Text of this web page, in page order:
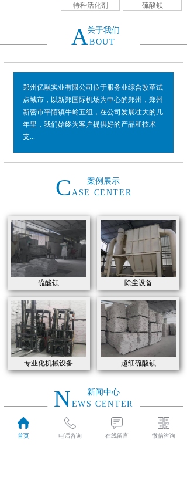
特种活化剂 硫酸钡
关于我们
ABOUT
郑州亿融实业有限公司位于服务业综合改革试
点城市，以新郑国际机场为中心的郑州，郑州
新密市平陌镇牛岭五组，在公司发展壮大的几
年里，我们始终为客户提供好的产品和技术
支...
案例展示
C ASE CENTER
硫酸钡 除尘设备
专业化机械设备 超细硫酸钡
新闻中心
N EWS CENTER
2023 元旦到了，祝你健康平安有财气，幸福快乐沾喜气，万事发达好运气，事事如意有福气！
首页 电话咨询 在线留言 微信咨询